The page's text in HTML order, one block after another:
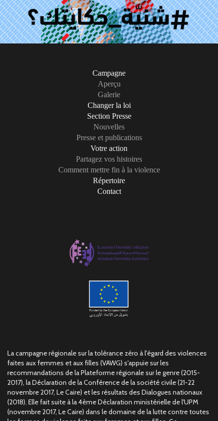
Campagne
Aperçu
Galerie
Changer la loi
Section Presse
Nouvelles
Presse et publications
Votre action
Partagez vos histoires
Comment mettre fin à la violence
Répertoire
Contact
La campagne régionale sur la tolérance zéro à l'égard des violences
faites aux femmes et aux filles (VAWG) s'appuie sur les
recommandations de la Plateforme régionale sur le genre (2015-
2017), la Déclaration de la Conférence de la société civile (21-22
novembre 2017, Le Caire) et les résultats des Dialogues nationaux
(2018). Elle fait suite à la 4ème Déclaration ministérielle de l'UPM
(novembre 2017, Le Caire) dans le domaine de la lutte contre toutes